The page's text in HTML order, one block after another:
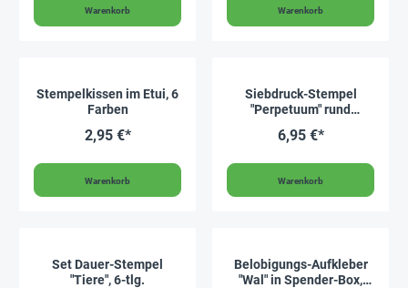
Warenkorb Warenkorb
Stempelkissen im Etui, 6
Farben
2,95 €*
Warenkorb
Siebdruck-Stempel
"Perpetuum" rund
6,95 €*
Warenkorb
Set Dauer-Stempel
"Tiere", 6-tlg.
Belobigungs-Aufkleber
"Wal" in Spender-Box,